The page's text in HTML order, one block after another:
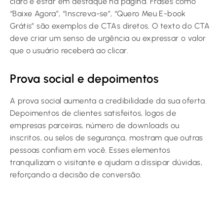
“Baixe Agora”, “Inscreva-se”, “Quero Meu E-book
Grátis” são exemplos de CTAs diretos. O texto do CTA
deve criar um senso de urgência ou expressar o valor
que o usuário receberá ao clicar.
Prova social e depoimentos
A prova social aumenta a credibilidade da sua oferta.
Depoimentos de clientes satisfeitos, logos de
empresas parceiras, número de downloads ou
inscritos, ou selos de segurança, mostram que outras
pessoas confiam em você. Esses elementos
tranquilizam o visitante e ajudam a dissipar dúvidas,
reforçando a decisão de conversão.